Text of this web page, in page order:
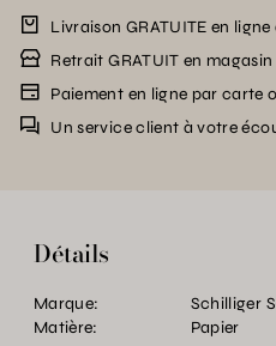
Livraison GRATUITE en
Retrait GRATUIT en magasin
Paiement en ligne par carte
Un service client à votre
Détails
Marque:
Schilliger
Matière:
Papier